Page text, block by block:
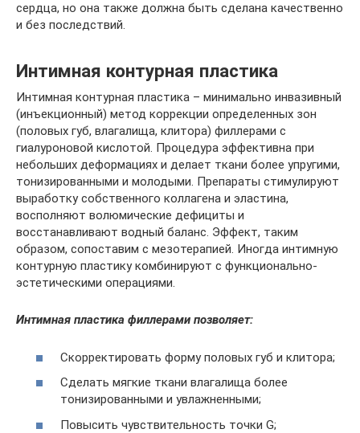
сердца, но она также должна быть сделана качественно
и без последствий.
Интимная контурная пластика
Интимная контурная пластика – минимально инвазивный
(инъекционный) метод коррекции определенных зон
(половых губ, влагалища, клитора) филлерами с
гиалуроновой кислотой. Процедура эффективна при
небольших деформациях и делает ткани более упругими,
тонизированными и молодыми. Препараты стимулируют
выработку собственного коллагена и эластина,
восполняют волюмические дефициты и
восстанавливают водный баланс. Эффект, таким
образом, сопоставим с мезотерапией. Иногда интимную
контурную пластику комбинируют с функционально-
эстетическими операциями.
Интимная пластика филлерами позволяет:
Скорректировать форму половых губ и клитора;
Сделать мягкие ткани влагалища более
тонизированными и увлажненными;
Повысить чувствительность точки G;